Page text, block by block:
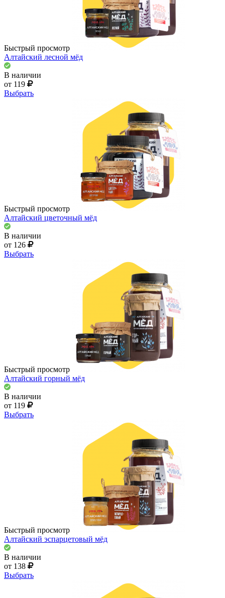
Быстрый просмотр
Алтайский лесной мёд
В наличии
от 119
Выбрать
Быстрый просмотр
Алтайский цветочный мёд
В наличии
от 126
Выбрать
Быстрый просмотр
Алтайский горный мёд
В наличии
от 119
Выбрать
Быстрый просмотр
Алтайский эспарцетовый мёд
В наличии
от 138
Выбрать